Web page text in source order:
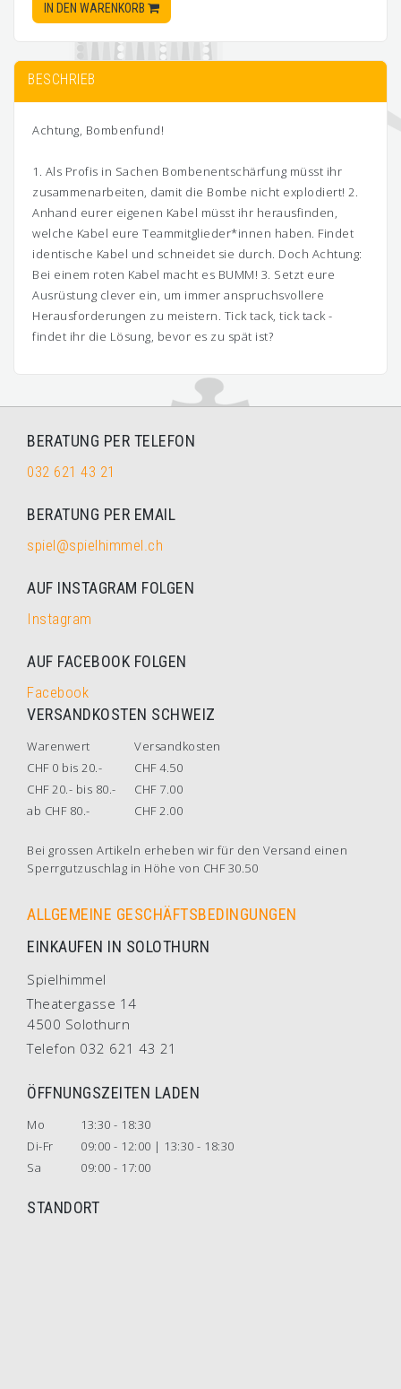
IN DEN WARENKORB
BESCHRIEB
Achtung, Bombenfund!
1. Als Profis in Sachen Bombenentschärfung müsst ihr
zusammenarbeiten, damit die Bombe nicht explodiert! 2.
Anhand eurer eigenen Kabel müsst ihr herausfinden,
welche Kabel eure Teammitglieder*innen haben. Findet
identische Kabel und schneidet sie durch. Doch Achtung:
Bei einem roten Kabel macht es BUMM! 3. Setzt eure
Ausrüstung clever ein, um immer anspruchsvollere
Herausforderungen zu meistern. Tick tack, tick tack -
findet ihr die Lösung, bevor es zu spät ist?
BERATUNG PER TELEFON
032 621 43 21
BERATUNG PER EMAIL
spiel@spielhimmel.ch
AUF INSTAGRAM FOLGEN
Instagram
AUF FACEBOOK FOLGEN
Facebook
VERSANDKOSTEN SCHWEIZ
Warenwert
Versandkosten
CHF 0 bis 20.-
CHF 4.50
CHF 20.- bis 80.-
CHF 7.00
ab CHF 80.-
CHF 2.00
Bei grossen Artikeln erheben wir für den Versand einen
Sperrgutzuschlag in Höhe von CHF 30.50
ALLGEMEINE GESCHÄFTSBEDINGUNGEN
EINKAUFEN IN SOLOTHURN
Spielhimmel
Theatergasse 14
4500 Solothurn
Telefon 032 621 43 21
ÖFFNUNGSZEITEN LADEN
Mo
13:30 - 18:30
Di-Fr
09:00 - 12:00 | 13:30 - 18:30
Sa
09:00 - 17:00
STANDORT